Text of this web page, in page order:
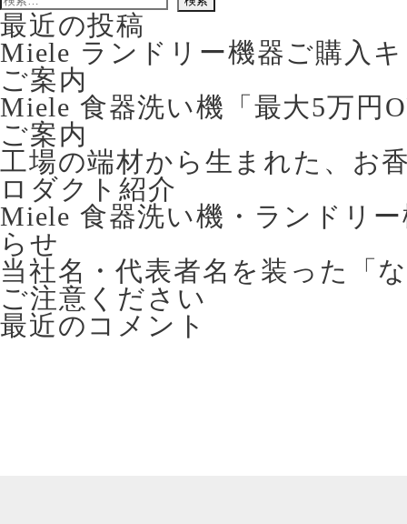
索:
最近の投稿
Miele ランドリー機器ご購入
ご案内
Miele 食器洗い機「最大5万円
ご案内
工場の端材から生まれた、お
ロダクト紹介
Miele 食器洗い機・ランドリ
らせ
当社名・代表者名を装った「
ご注意ください
最近のコメント